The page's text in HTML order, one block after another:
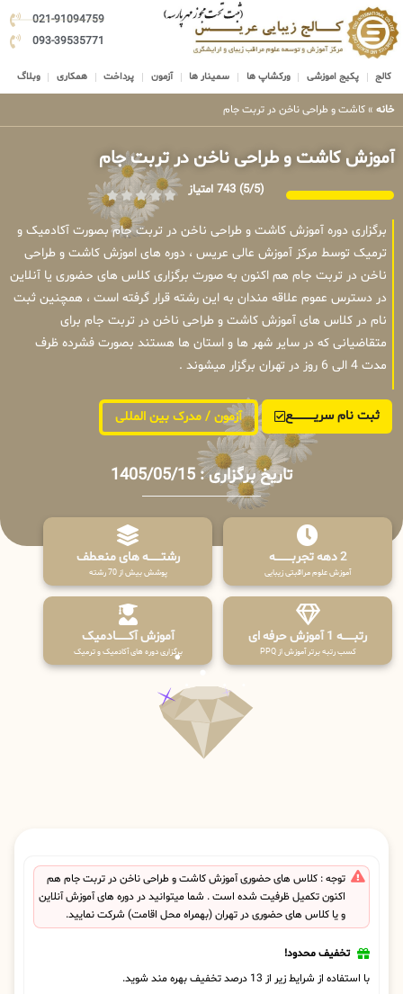
021-91094759
093-39535771
کالج پکیج اموزشی ورکشاپ ها سمینار ها آزمون پرداخت همکاری وبلاگ
خانه » کاشت و طراحی ناخن در تربت جام
آموزش کاشت و طراحی ناخن در تربت جام
(5/5) 743 امتیاز
برگزاری دوره آموزش کاشت و طراحی ناخن در تربت جام بصورت آکادمیک و
ترمیک توسط مرکز آموزش عالی عریس ، دوره های اموزش کاشت و طراحی
ناخن در تربت جام هم اکنون به صورت برگزاری کلاس های حضوری یا آنلاین
در دسترس عموم علاقه مندان به این رشته قرار گرفته است ، همچنین ثبت
نام در کلاس های آموزش کاشت و طراحی ناخن در تربت جام برای
متقاضیانی که در سایر شهر ها و استان ها هستند بصورت فشرده ظرف
مدت 4 الی 6 روز در تهران برگزار میشوند .
ثبت نام سریــــــــــــع آزمون / مدرک بین المللی
تاریخ برگزاری : 1405/05/15
2 دهه تجربـــــــــه
آموزش علوم مراقبتی زیبایی
رشتـــــــه های منعطف
پوشش بیش از 70 رشته
رتبــــــه 1 آموزش حرفه ای
کسب رتبه برتر آموزش از PPQ
آموزش آکـــــــادمیک
برگزاری دوره های آکادمیک و ترمیک
توجه : کلاس های حضوری آموزش کاشت و طراحی ناخن در تربت جام هم
اکنون تکمیل ظرفیت شده است . شما میتوانید در دوره های آموزش آنلاین
و یا کلاس های حضوری در تهران (بهمراه محل اقامت) شرکت نمایید.
تخفیف محدود!
با استفاده از شرایط زیر از 13 درصد تخفیف بهره مند شوید.